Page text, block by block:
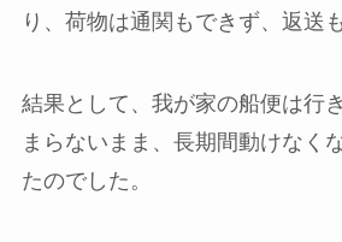
り、荷物は通関もできず、返送
結果として、我が家の船便は行
まらないまま、長期間動けなく
たのでした。